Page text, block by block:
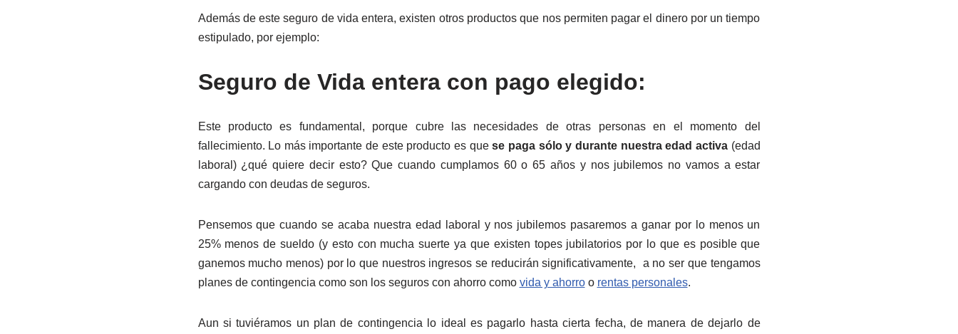
Además de este seguro de vida entera, existen otros productos que nos permiten pagar el dinero por un tiempo
estipulado, por ejemplo:
Seguro de Vida entera con pago elegido:
Este producto es fundamental, porque cubre las necesidades de otras personas en el momento del
fallecimiento. Lo más importante de este producto es quese paga sólo y durante nuestra edad activa(edad
laboral) ¿qué quiere decir esto? Que cuando cumplamos 60 o 65 años y nos jubilemos no vamos a estar
cargando con deudas de seguros.
Pensemos que cuando se acaba nuestra edad laboral y nos jubilemos pasaremos a ganar por lo menos un
25% menos de sueldo (y esto con mucha suerte ya que existen topes jubilatorios por lo que es posible que
ganemos mucho menos) por lo que nuestros ingresos se reducirán significativamente, a no ser que tengamos
planes de contingencia como son los seguros con ahorro como vida y ahorroo rentas personales.
Aun si tuviéramos un plan de contingencia lo ideal es pagarlo hasta cierta fecha, de manera de dejarlo de